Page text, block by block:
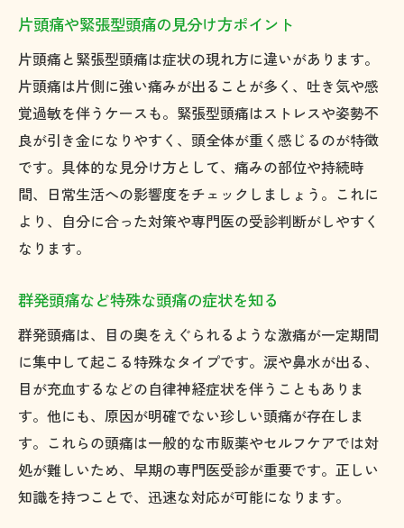
ストレス管理と頭痛軽減の関係を解説
セルフケアで改善できる頭痛の特徴
頭痛専門医に相談するタイミングとは
日常生活で気をつけたい頭痛のサイン
日常で見逃しやすい頭痛の危険サイン
天候や気圧変化による頭痛の特徴
仕事中や通勤時に起こる頭痛の注意点
睡眠不足が頭痛に与える影響とは
頭痛が続くときに見直したい生活習慣
危険な頭痛が疑われるときの見分け方
すぐに受診が必要な頭痛の症状とは
やばい頭痛の特徴を正しく知るために
二次性頭痛の見分け方と注意ポイント
突然の激しい頭痛が起きた場合の対応
頭痛以外の症状に注目する重要性
危険な頭痛と日常的な頭痛の違いを解説
片頭痛や緊張型頭痛の見分け方ポイント
片頭痛と緊張型頭痛は症状の現れ方に違いがあります。
片頭痛は片側に強い痛みが出ることが多く、吐き気や感
覚過敏を伴うケースも。緊張型頭痛はストレスや姿勢不
良が引き金になりやすく、頭全体が重く感じるのが特徴
です。具体的な見分け方として、痛みの部位や持続時
間、日常生活への影響度をチェックしましょう。これに
より、自分に合った対策や専門医の受診判断がしやすく
なります。
群発頭痛など特殊な頭痛の症状を知る
群発頭痛は、目の奥をえぐられるような激痛が一定期間
に集中して起こる特殊なタイプです。涙や鼻水が出る、
目が充血するなどの自律神経症状を伴うこともありま
す。他にも、原因が明確でない珍しい頭痛が存在しま
す。これらの頭痛は一般的な市販薬やセルフケアでは対
処が難しいため、早期の専門医受診が重要です。正しい
知識を持つことで、迅速な対応が可能になります。